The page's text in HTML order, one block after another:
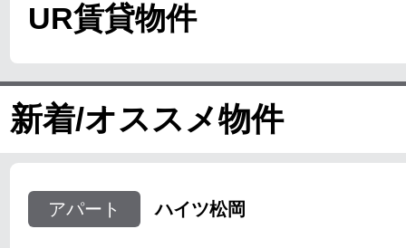
UR賃貸物件
新着/オススメ物件
アパート ハイツ松岡